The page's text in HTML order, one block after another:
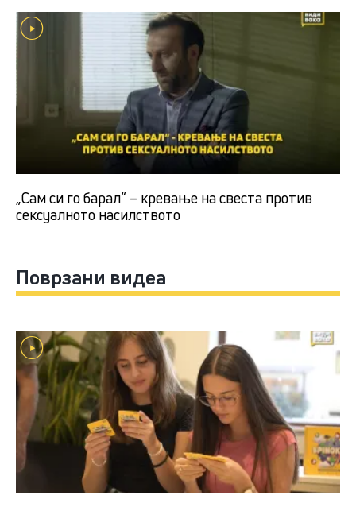
„Сам си го барал“ – кревање на свеста против
сексуалното насилството
Поврзани видеа